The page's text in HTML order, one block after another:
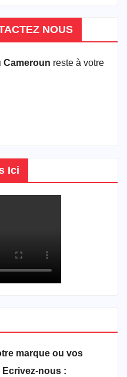
NOUS
Cameroun reste à votre
Ici
marque ou vos
nous :